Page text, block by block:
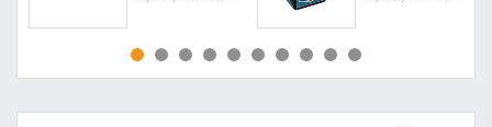
MUA NGAY MUA NGAY